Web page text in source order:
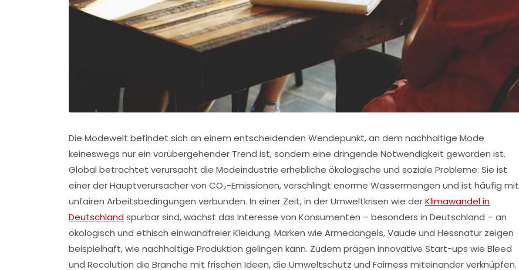
Die Modewelt befindet sich an einem entscheidenden Wendepunkt, an dem nachhaltige Mode
keineswegs nur ein vorübergehender Trend ist, sondern eine dringende Notwendigkeit geworden ist.
Global betrachtet verursacht die Modeindustrie erhebliche ökologische und soziale Probleme: Sie ist
einer der Hauptverursacher von CO₂-Emissionen, verschlingt enorme Wassermengen und ist häufig mit
unfairen Arbeitsbedingungen verbunden. In einer Zeit, in der Umweltkrisen wie derKlimawandel in
Deutschlandspürbar sind, wächst das Interesse von Konsumenten – besonders in Deutschland – an
ökologisch und ethisch einwandfreier Kleidung. Marken wie Armedangels,Vaude und Hessnatur zeigen
beispielhaft, wie nachhaltige Produktion gelingen kann. Zudem prägen innovative Start-ups wie Bleed
und Recolution die Branche mit frischen Ideen, die Umweltschutz und Fairness miteinander verknüpfen.